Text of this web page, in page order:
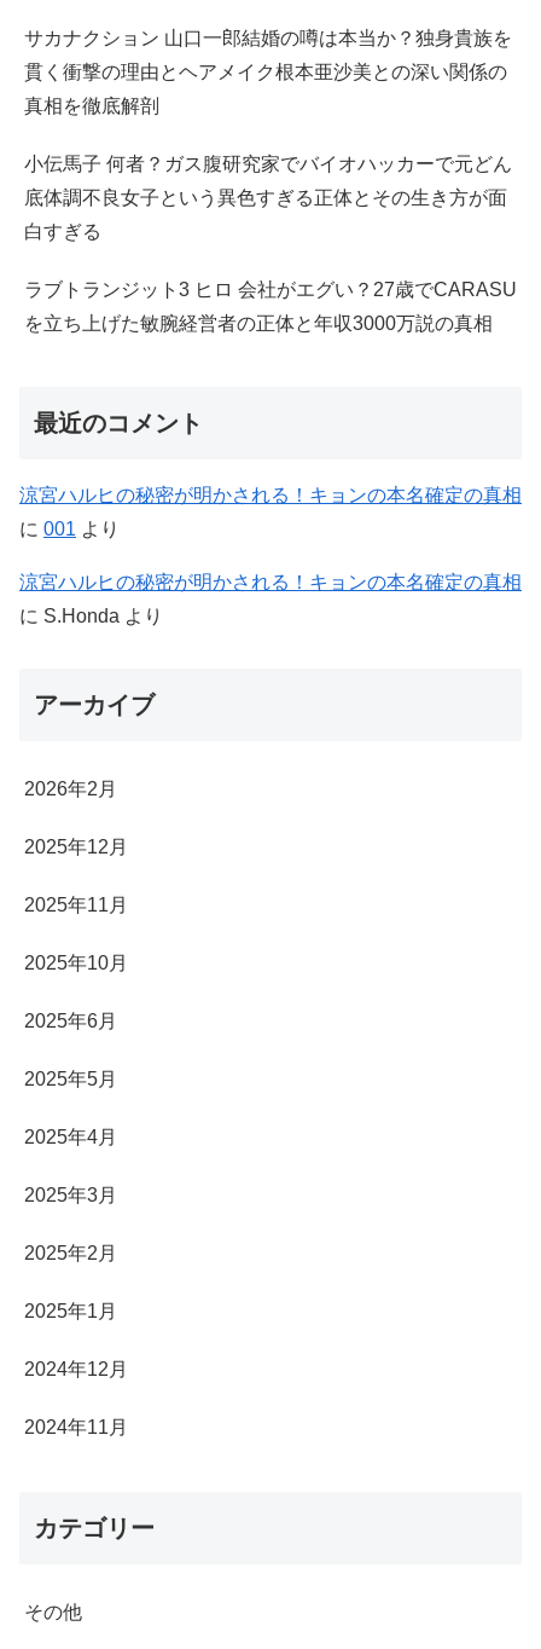
サカナクション 山口一郎結婚の噂は本当か？独身貴族を
貫く衝撃の理由とヘアメイク根本亜沙美との深い関係の
真相を徹底解剖
小伝馬子 何者？ガス腹研究家でバイオハッカーで元どん
底体調不良女子という異色すぎる正体とその生き方が面
白すぎる
ラブトランジット3 ヒロ 会社がエグい？27歳でCARASU
を立ち上げた敏腕経営者の正体と年収3000万説の真相
最近のコメント
涼宮ハルヒの秘密が明かされる！キョンの本名確定の真相
に 001 より
涼宮ハルヒの秘密が明かされる！キョンの本名確定の真相
に S.Honda より
アーカイブ
2026年2月
2025年12月
2025年11月
2025年10月
2025年6月
2025年5月
2025年4月
2025年3月
2025年2月
2025年1月
2024年12月
2024年11月
カテゴリー
その他